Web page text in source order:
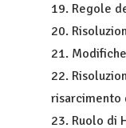
19. Regole
20.
21.
22.
risarcimento
23. Ruolo di